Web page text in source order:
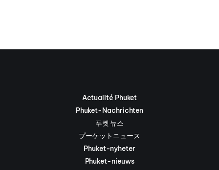
Actualité Phuket
Phuket-Nachrichten
푸켓 뉴스
プーケットニュース
Phuket-nyheter
Phuket-nieuws